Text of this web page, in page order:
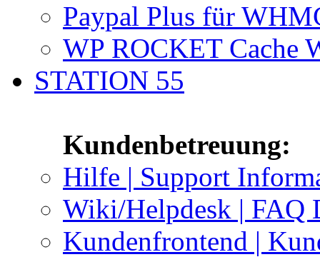
Paypal Plus für
WP ROCKET Cache
STATION 55
Kundenbetreuung:
Hilfe | Support
Wiki/Helpdesk | FAQ
Kundenfrontend |